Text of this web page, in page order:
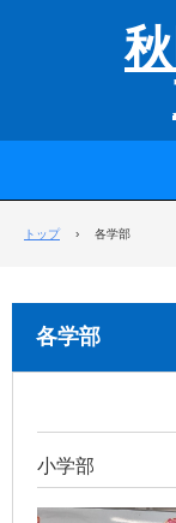
トップ › 各学部
各学部
小学部